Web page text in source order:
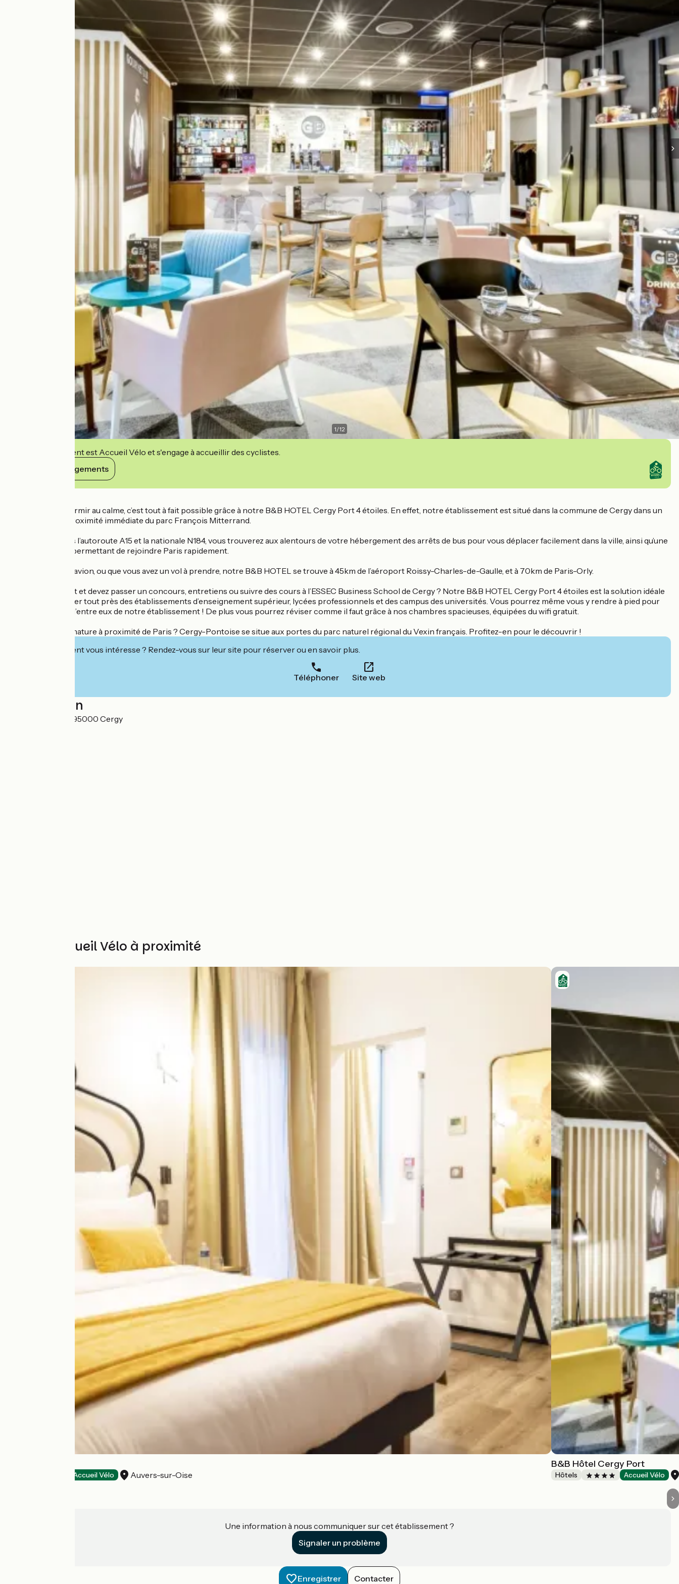
1/12
Cet établissement est Accueil Vélo et s'engage à accueillir des cyclistes.
Voir ses engagements
Visiter Paris et dormir au calme, c’est tout à fait possible grâce à notre B&B HOTEL Cergy Port 4 étoiles. En effet, notre établissement est situé dans la commune de Cergy dans un
cadre paisible à proximité immédiate du parc François Mitterrand.
Accessible depuis l’autoroute A15 et la nationale N184, vous trouverez aux alentours de votre hébergement des arrêts de bus pour vous déplacer facilement dans la ville, ainsi qu’une
ligne RER A vous permettant de rejoindre Paris rapidement.
Si vous arrivez en avion, ou que vous avez un vol à prendre, notre B&B HOTEL se trouve à 45km de l’aéroport Roissy-Charles-de-Gaulle, et à 70km de Paris-Orly.
Vous êtes étudiant et devez passer un concours, entretiens ou suivre des cours à l’ESSEC Business School de Cergy ? Notre B&B HOTEL Cergy Port 4 étoiles est la solution idéale
pour vous héberger tout près des établissements d’enseignement supérieur, lycées professionnels et des campus des universités. Vous pourrez même vous y rendre à pied pour
les plus proches d’entre eux de notre établissement ! De plus vous pourrez réviser comme il faut grâce à nos chambres spacieuses, équipées du wifi gratuit.
Envie d’un séjour nature à proximité de Paris ? Cergy-Pontoise se situe aux portes du parc naturel régional du Vexin français. Profitez-en pour le découvrir !
Cet établissement vous intéresse ? Rendez-vous sur leur site pour réserver ou en savoir plus.
Téléphoner Site web
Localisation
3 avenue du Parc 95000 Cergy
Autres Accueil Vélo à proximité
Accueil Vélo Auvers-sur-Oise
B&B Hôtel Cergy Port
Hôtels Accueil Vélo
Une information à nous communiquer sur cet établissement ?
Signaler un problème
Enregistrer Contacter